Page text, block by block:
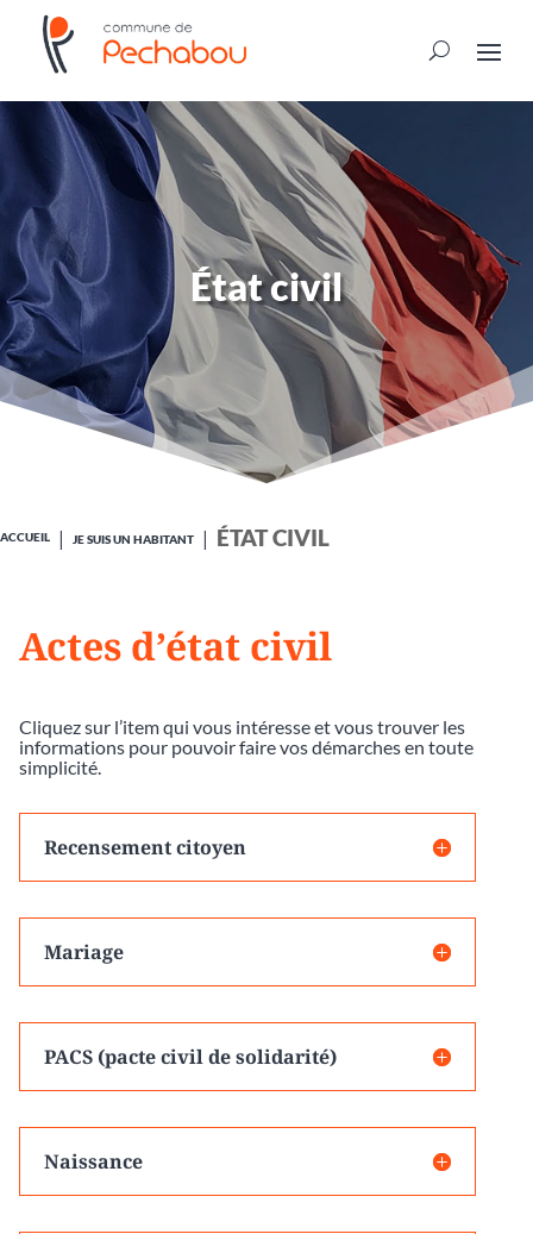
État civil
ACCUEIL JE SUIS UN HABITANT ÉTAT CIVIL
Actes d’état civil
Cliquez sur l’item qui vous intéresse et vous trouver les
informations pour pouvoir faire vos démarches en toute
simplicité.
Recensement citoyen
Mariage
PACS (pacte civil de solidarité)
Naissance